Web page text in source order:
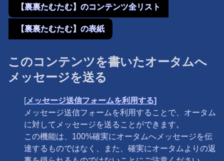
【裏裏たむたむ】のコンテンツ全リスト
【裏裏たむたむ】の表紙
このコンテンツを書いたオータムへ
メッセージを送る
[メッセージ送信フォームを利用する]
メッセージ送信フォームを利用することで、オータム
に対してメッセージを送ることができます。
この機能は、100%確実にオータムへメッセージを伝
達するものではなく、また、確実にオータムよりの返